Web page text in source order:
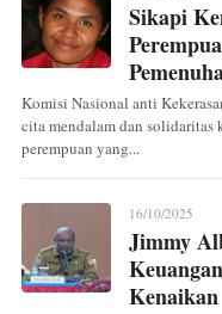
Sikapi
Komisi Nasional anti
cita mendalam dan solidaritas
perempuan yang...
16/10/2025
Jimmy
Kenaikan